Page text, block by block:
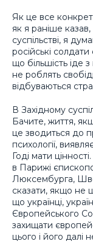
Як це все
як я раніше
суспільстві, я
російські
що більшість іде
не роблять
відбуваються
В Західному
Бачите, життя,
це зводиться до
психології,
Годі мати
в Парижі
Люксембурга,
сказати, якщо не
що українці,
Європейського
захищати
цього і його далі